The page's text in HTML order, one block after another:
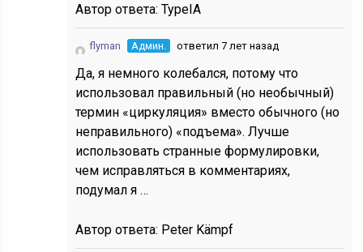
Автор ответа:TypeIA
flyman Админ. ответил 7 лет назад
Да, я немного колебался, потому что
использовал правильный (но необычный)
термин «циркуляция» вместо обычного (но
неправильного) «подъема». Лучше
использовать странные формулировки,
чем исправляться в комментариях,
подумал я …
Автор ответа: Peter Kämpf